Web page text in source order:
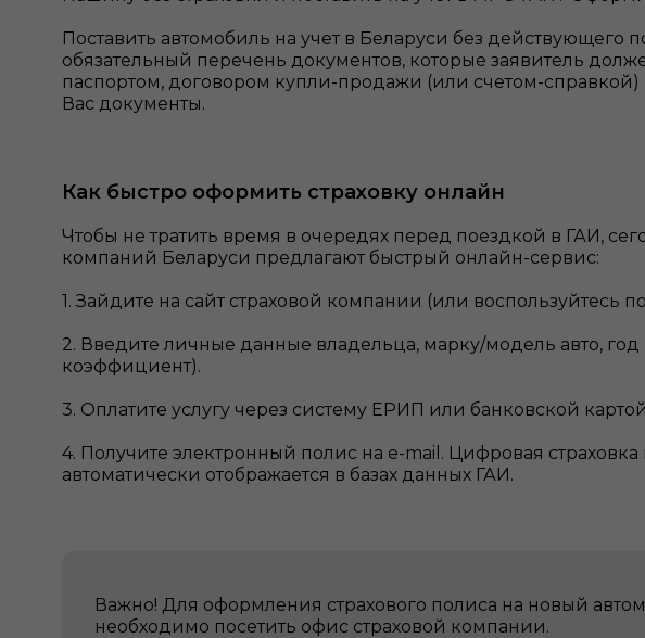
Поставить автомобиль на учет в Беларуси без действующего
обязательный перечень документов, которые заявитель
паспортом, договором купли-продажи (или счетом-
Вас документы.
Как быстро оформить страховку онлайн
Чтобы не тратить время в очередях перед поездкой в ГАИ,
компаний Беларуси предлагают быстрый онлайн-сервис:
1. Зайдите на сайт страховой компании (или
2. Введите личные данные владельца, марку/модель авто,
коэффициент).
3. Оплатите услугу через систему ЕРИП или банковской
4. Получите электронный полис на e-mail. Цифровая
автоматически отображается в базах данных ГАИ.
Важно! Для оформления страхового полиса на новый
необходимо посетить офис страховой компании.